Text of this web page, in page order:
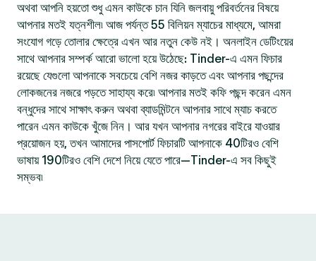
অথবা আপনি হয়তো শুধু এমন কাউকে চান যিনি জলবায়ু পরিবর্তনের বিষয়ে
আপনার মতই যত্নশীল৷ আজ পর্যন্ত 55 বিলিয়ন ম্যাচের মাধ্যমে, আমরা
সংযোগ গড়ে তোলার ক্ষেত্রে এখন আর নতুন কেউ নই। অনলাইন ডেটিংয়ের
সাথে আপনার সম্পর্ক আরো ভালো হয়ে উঠেছে: Tinder-এ এমন ফিচার
রয়েছে যেগুলো আপনাকে সবচেয়ে বেশি নজর কাড়তে এবং আপনার পছন্দের
লোকজনের নজরে পড়তে সাহায্য করে৷ আপনার মতই কফি পছন্দ করেন এমন
বন্ধুদের সাথে সাক্ষাৎ করুন অথবা ব্যাডমিন্টনে আপনার সাথে ম্যাচ করতে
পারেন এমন কাউকে খুঁজে নিন। আর যখন আপনার নগরের বাইরে যাওয়ার
প্রয়োজন হয়, তখন আমাদের পাসপোর্ট ফিচারটি আপনাকে 40টিরও বেশি
ভাষায় 190টিরও বেশি দেশে নিয়ে যেতে পারে—Tinder-এ সব কিছুই
সম্ভব৷